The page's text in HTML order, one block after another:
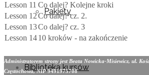
Pakiety
Biblioteka kursów
Lesson 11 Co dalej? Kolejne kroki
Lesson 12Co dalej? cz. 2.
Lesson 13Co dalej? cz. 3
Lesson 1410 kroków - na zakończenie
Administratorem strony jest Beata Nowicka-Misiewicz, ul.
Częstochowa, NIP9491975708